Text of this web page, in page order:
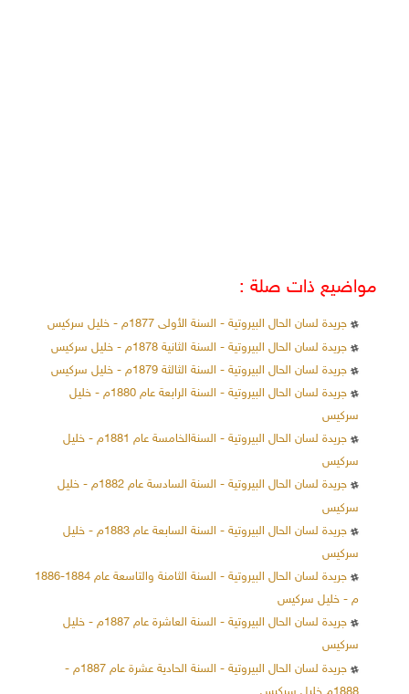
مواضيع ذات صلة :
جريدة لسان الحال البيروتية - السنة الأولى 1877م - خليل سركيس
جريدة لسان الحال البيروتية - السنة الثانية 1878م - خليل سركيس
جريدة لسان الحال البيروتية - السنة الثالثة 1879م - خليل سركيس
جريدة لسان الحال البيروتية - السنة الرابعة عام 1880م - خليل
سركيس
جريدة لسان الحال البيروتية - السنةالخامسة عام 1881م - خليل
سركيس
جريدة لسان الحال البيروتية - السنة السادسة عام 1882م - خليل
سركيس
جريدة لسان الحال البيروتية - السنة السابعة عام 1883م - خليل
سركيس
جريدة لسان الحال البيروتية - السنة الثامنة والتاسعة عام 1884-1886
م - خليل سركيس
جريدة لسان الحال البيروتية - السنة العاشرة عام 1887م - خليل
سركيس
جريدة لسان الحال البيروتية - السنة الحادية عشرة عام 1887م -